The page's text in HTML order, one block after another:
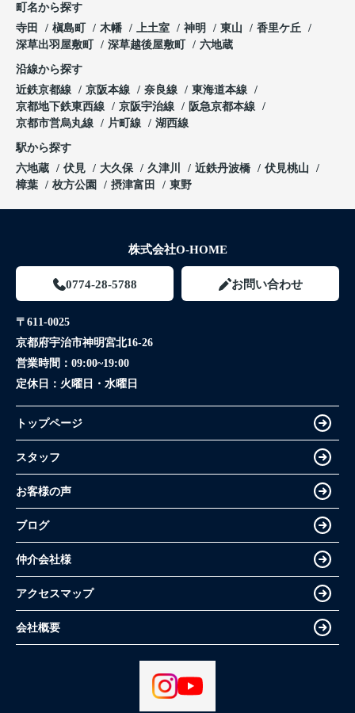
町名から探す
寺田
槇島町 木幡 上土室 神明 東山
香里ケ丘
深草出羽屋敷町
深草越後屋敷町 六地蔵
沿線から探す
近鉄京都線
京阪本線 奈良線
東海道本線
京都地下鉄東西線
京阪宇治線
阪急京都本線
京都市営烏丸線
片町線 湖西線
駅から探す
六地蔵
伏見 大久保 久津川 近鉄丹波橋
伏見桃山
樟葉
枚方公園 摂津富田 東野
株式会社O-HOME
0774-28-5788 お問い合わせ
〒611-0025
京都府宇治市神明宮北16-26
営業時間： 09:00~19:00
定休日： 火曜日・水曜日
トップページ
スタッフ
お客様の声
ブログ
仲介会社様
アクセスマップ
会社概要